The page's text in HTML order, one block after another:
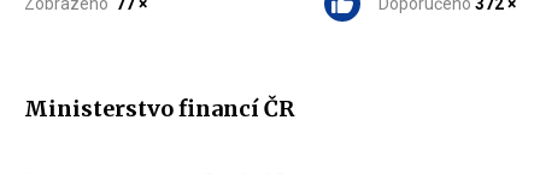
Ministerstvo financí ČR